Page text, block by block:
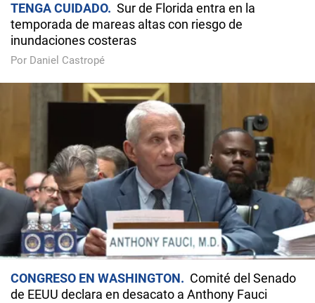
TENGA CUIDADO
Sur de Florida entra en la
temporada de mareas altas con riesgo de
inundaciones costeras
Por Daniel Castropé
CONGRESO EN WASHINGTON
Comité del Senado
de EEUU declara en desacato a Anthony Fauci